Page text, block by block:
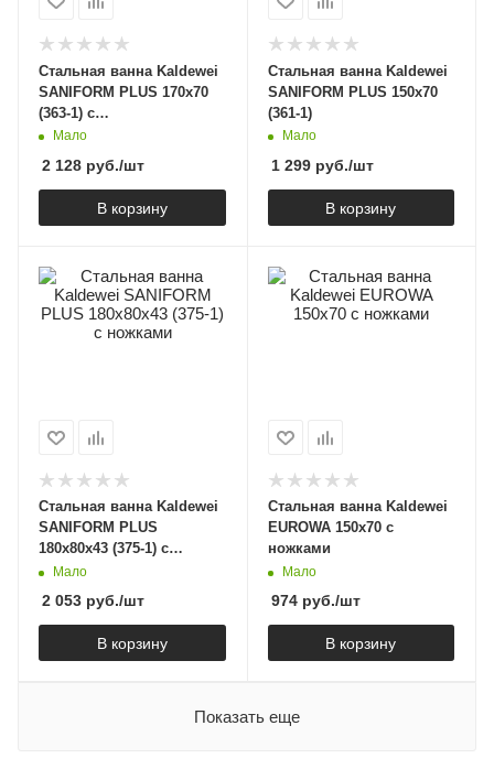
Стальная ванна Kaldewei
SANIFORM PLUS 170х70
(363-1) с
самоочищающимся
Мало
2 128 руб./шт
В корзину
Стальная ванна Kaldewei
SANIFORM PLUS 150х70
(361-1)
Мало
1 299руб./шт
В корзину
Стальная ванна Kaldewei
SANIFORM PLUS
180х80х43 (375-1) с
ножками
Мало
2 053 руб./шт
В корзину
Стальная ванна Kaldewei
EUROWA 150х70 с
ножками
Мало
974руб./шт
В корзину
Показать еще